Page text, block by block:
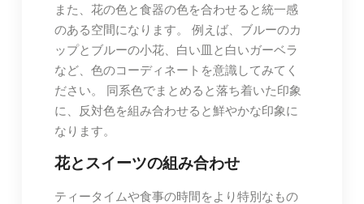
また、花の色と食器の色を合わせると統一感
のある空間になります。 例えば、ブルーのカ
ップとブルーの小花、白い皿と白いガーベラ
など、色のコーディネートを意識してみてく
ださい。 同系色でまとめると落ち着いた印象
に、反対色を組み合わせると鮮やかな印象に
なります。
花とスイーツの組み合わせ
ティータイムや食事の時間をより特別なもの